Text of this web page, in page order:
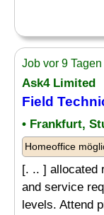
Job vor 9
Ask4 Limited
Field
• Frankfurt,
Homeoffice
[. .. ] allocated
and service
levels. Attend